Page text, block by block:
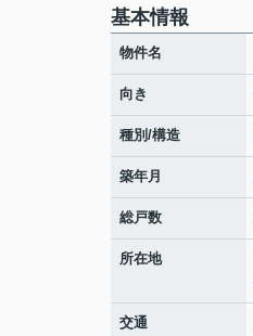
基本情報
物件名
向き
種別/構造
築年月
総戸数
所在地
交通